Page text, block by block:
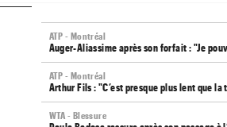
ATP - Montréal
Auger-Aliassime après son forfait : "Je
ATP - Montréal
Arthur Fils : "C’est presque plus lent que
WTA - Blessure